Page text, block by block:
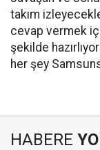
takım
cevap vermek
şekilde
her şey
HABERE